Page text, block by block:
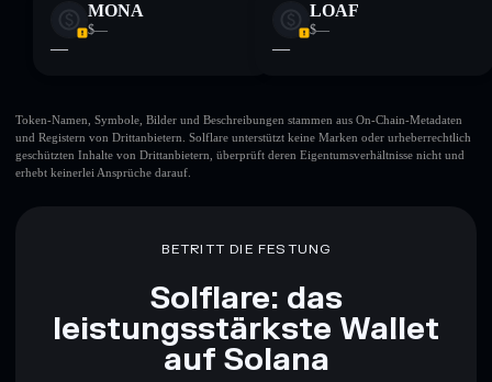
MONA
$—
—
LOAF
$—
—
Token-Namen, Symbole, Bilder und Beschreibungen stammen aus On-Chain-Metadaten
und Registern von Drittanbietern. Solflare unterstützt keine Marken oder urheberrechtlich
geschützten Inhalte von Drittanbietern, überprüft deren Eigentumsverhältnisse nicht und
erhebt keinerlei Ansprüche darauf.
BETRITT DIE FESTUNG
Solflare: das
leistungsstärkste Wallet
auf Solana